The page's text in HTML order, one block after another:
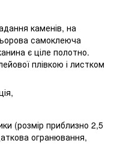
каменів, на
самоклеюча
є ціле полотно.
плівкою і листком
(розмір приблизно 2,5
огранювання,